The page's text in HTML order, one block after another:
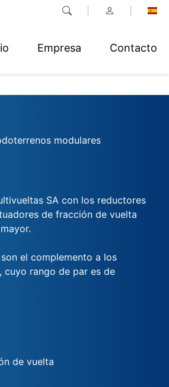
Empresa Contacto
modulares
SA con los reductores
de fracción de vuelta
el complemento a los
cuyo rango de par es de
de vuelta